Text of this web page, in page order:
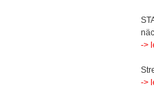
->
->